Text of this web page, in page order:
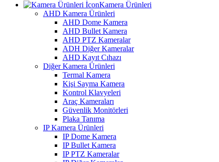
Kamera Ürünleri
AHD Kamera Ürünleri
AHD Dome Kamera
AHD Bullet Kamera
AHD PTZ Kameralar
ADH Diğer Kameralar
AHD Kayıt Cıhazı
Diğer Kamera Ürünleri
Termal Kamera
Kişi Sayma Kamera
Kontrol Klavyeleri
Araç Kameraları
Güvenlik Monitörleri
Plaka Tanıma
IP Kamera Ürünleri
IP Dome Kamera
IP Bullet Kamera
IP PTZ Kameralar